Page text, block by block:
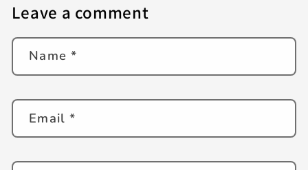
Leave a comment
Name *
Email*